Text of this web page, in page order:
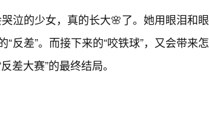
泣的少女，真的长大🌸了。她用眼泪和眼
反差”。而接下来的“咬铁球”，又会带来怎
差大赛”的最终结局。